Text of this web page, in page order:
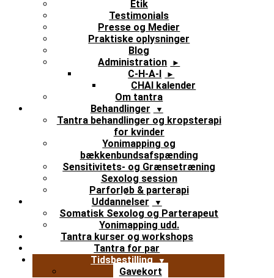
Etik
Testimonials
Presse og Medier
Praktiske oplysninger
Blog
Administration
C-H-A-I
CHAI kalender
Om tantra
Behandlinger
Tantra behandlinger og kropsterapi
for kvinder
Yonimapping og
bækkenbundsafspænding
Sensitivitets- og Grænsetræning
Sexolog session
Parforløb & parterapi
Uddannelser
Somatisk Sexolog og Parterapeut
Yonimapping udd.
Tantra kurser og workshops
Tantra for par
Tidsbestilling
Gavekort